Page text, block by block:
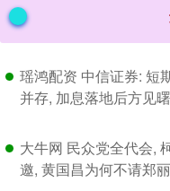
瑶鸿配资 中信证券: 短
并存, 加息落地后方见
大牛网 民众党全代会,
邀, 黄国昌为何不请郑